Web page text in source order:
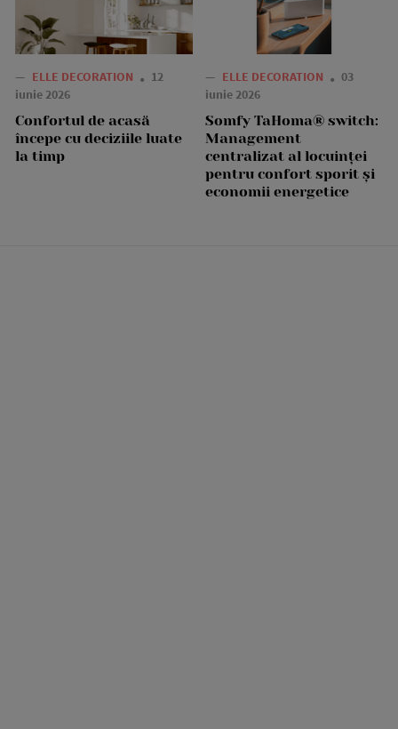
— ELLE DECORATION
12
iunie 2026
Confortul de acasă
începe cu deciziile luate
la timp
— ELLE DECORATION
03
iunie 2026
Somfy TaHoma® switch:
Management
centralizat al locuinței
pentru confort sporit și
economii energetice